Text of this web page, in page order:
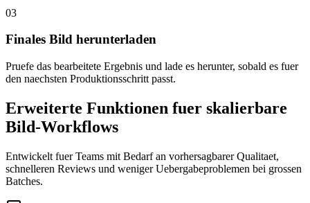
03
Finales Bild herunterladen
Pruefe das bearbeitete Ergebnis und lade es herunter, sobald es fuer
den naechsten Produktionsschritt passt.
Erweiterte Funktionen fuer skalierbare
Bild-Workflows
Entwickelt fuer Teams mit Bedarf an vorhersagbarer Qualitaet,
schnelleren Reviews und weniger Uebergabeproblemen bei grossen
Batches.